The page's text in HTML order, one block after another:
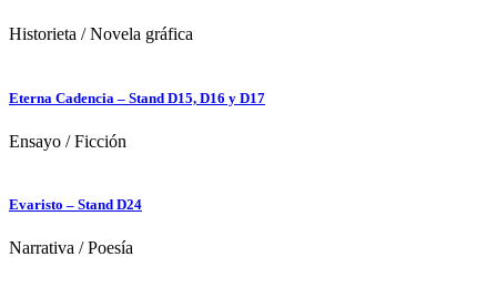
Historieta /Novela gráfica
Eterna Cadencia – Stand D15, D16 y D17
Ensayo /Ficción
Evaristo – Stand D24
Narrativa /Poesía